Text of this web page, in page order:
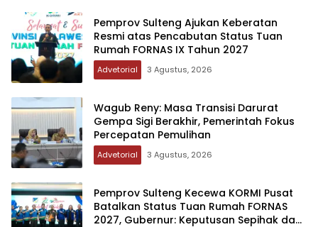
Pemprov Sulteng Ajukan Keberatan
Resmi atas Pencabutan Status Tuan
Rumah FORNAS IX Tahun 2027
Advetorial 3 Agustus, 2026
Wagub Reny: Masa Transisi Darurat
Gempa Sigi Berakhir, Pemerintah Fokus
Percepatan Pemulihan
Advetorial 3 Agustus, 2026
Pemprov Sulteng Kecewa KORMI Pusat
Batalkan Status Tuan Rumah FORNAS
2027, Gubernur: Keputusan Sepihak dan